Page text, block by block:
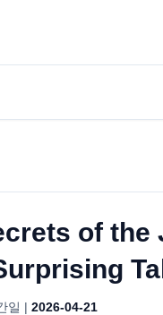
of
일 |2026-04-21